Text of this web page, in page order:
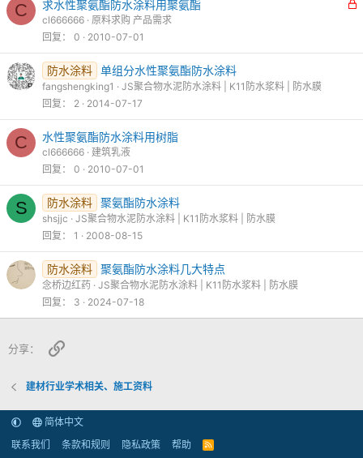
C 求水性聚氨酯防水涂料用聚氨酯
cl666666 原料求购 产品需求
回复
0 2010-07-01
防水涂料 单组分水性聚氨酯防水涂料
fangshengking1
JS聚合物水泥防水涂料 | K11防水浆料 | 防水膜
回复
2 2014-07-17
C 水性聚氨酯防水涂料用树脂
cl666666
建筑乳液
回复
0 2010-07-01
S 防水涂料 聚氨酯防水涂料
shsjjc
JS聚合物水泥防水涂料 | K11防水浆料 | 防水膜
回复
1 2008-08-15
防水涂料 聚氨酯防水涂料几大特点
念桥边红药 JS聚合物水泥防水涂料 | K11防水浆料 | 防水膜
回复
3 2024-07-18
分享： 链接
建材行业学术相关、施工资料
简体中文
联系我们
条款和规则 隐私政策 帮助
R